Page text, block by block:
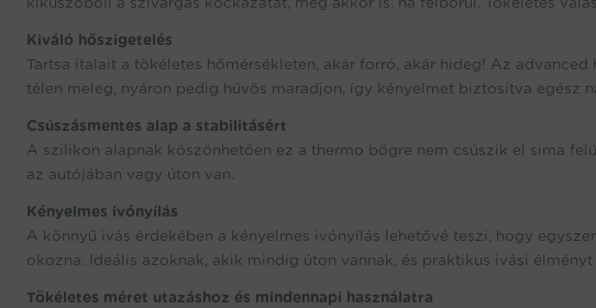
Kiváló hőszigetelés
Tartsa italait a tökéletes hőmérsékleten, akár forró, akár hideg! Az
télen meleg, nyáron pedig hűvös maradjon, így kényelmet biztosítva egész
Csúszásmentes alap a stabilitásért
A szilikon alapnak köszönhetően ez a thermo bögre nem csúszik el sima
az autójában vagy úton van.
Kényelmes ivónyílás
A könnyű ivás érdekében a kényelmes ivónyílás lehetővé teszi, hogy
okozna. Ideális azoknak, akik mindig úton vannak, és praktikus ivási élményt
Tökéletes méret utazáshoz és mindennapi használatra